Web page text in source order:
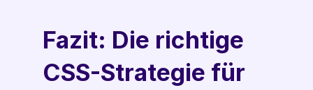
Fazit: Die richtige
CSS-Strategie für